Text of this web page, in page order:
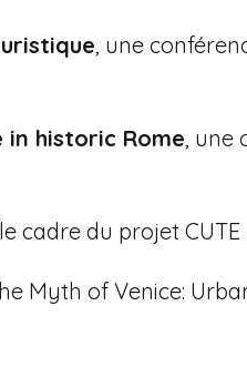
, une
historic Rome, une
cadre du projet CUTE
Myth of Venice: